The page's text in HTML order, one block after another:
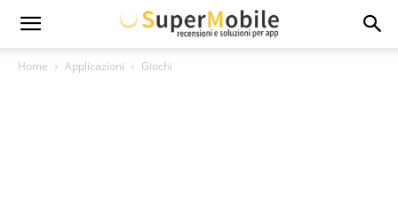
Super
Home Applicazioni Giochi